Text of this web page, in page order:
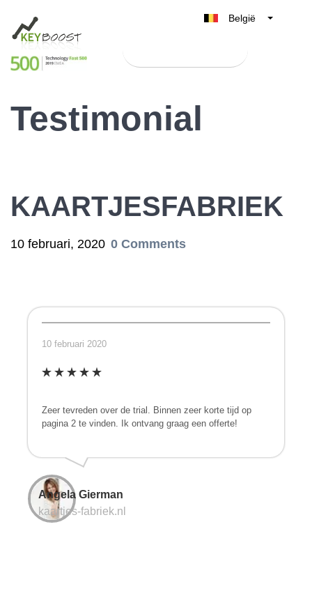
België
Nederland
Testimonial
KAARTJESFABRIEK
10 februari, 2020 0 Comments
10 februari 2020
Zeer tevreden over de trial. Binnen zeer korte tijd op
pagina 2 te vinden. Ik ontvang graag een offerte!
Angela Gierman
kaartjes-fabriek.nl